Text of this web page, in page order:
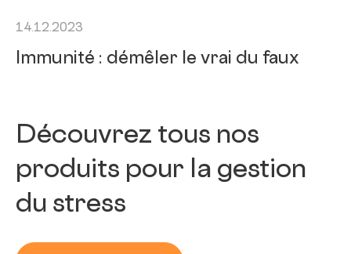
14.12.2023
Immunité : démêler le vrai du faux
Découvrez tous nos
produits pour la gestion
du stress